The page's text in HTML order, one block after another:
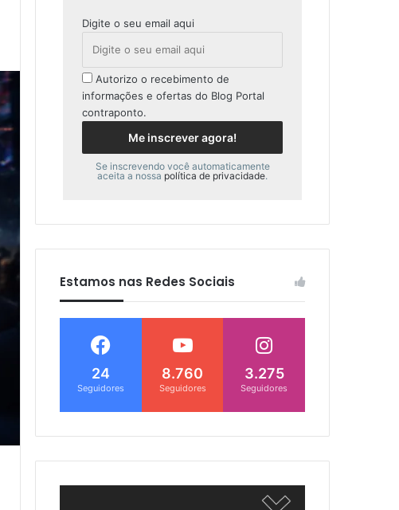
Digite o seu email aqui
Autorizo o recebimento de
informações e ofertas do Blog Portal
contraponto.
Se inscrevendo você automaticamente
aceita a nossa política de privacidade.
Estamos nas Redes Sociais
24
Seguidores
8.760
Seguidores
3.275
Seguidores